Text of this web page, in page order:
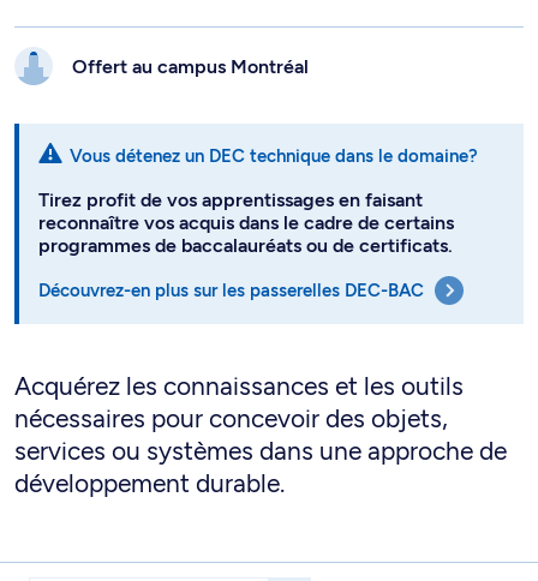
Offert au campus Montréal
Vous détenez un DEC technique dans le domaine?
Tirez profit de vos apprentissages en faisant
reconnaître vos acquis dans le cadre de certains
programmes de baccalauréats ou de certificats.
Découvrez-en plus sur les passerelles DEC-BAC
Acquérez les connaissances et les outils
nécessaires pour concevoir des objets,
services ou systèmes dans une approche de
développement durable.